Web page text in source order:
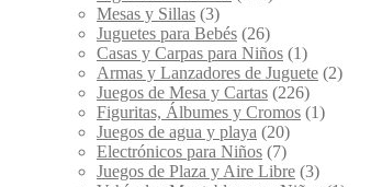
Mesas y Sillas (3)
Juguetes para Bebés (26)
Casas y Carpas para Niños (1)
Armas y Lanzadores de Juguete (2)
Juegos de Mesa y Cartas (226)
Figuritas, Álbumes y Cromos (1)
Juegos de agua y playa (20)
Electrónicos para Niños (7)
Juegos de Plaza y Aire Libre (3)